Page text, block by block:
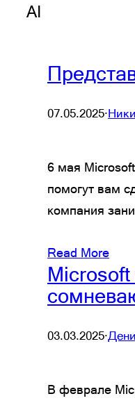
AI
07.05.2025·
6 мая
помогут вам
компания
Read More
03.03.2025·
В феврале